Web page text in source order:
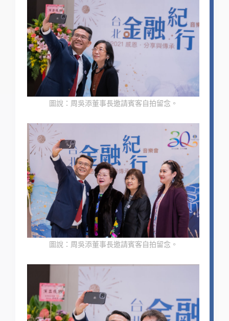
圖說：周吳添董事長邀請賓客自拍留念。
圖說：周吳添董事長邀請賓客自拍留念。